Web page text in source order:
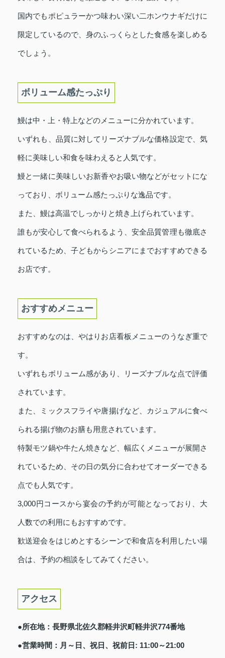
国内でもポピュラーかつ味わい深い二ホンウナギだけに
限定しているので、身のふっくらとした食感を楽しめる
でしょう。
ボリューム感たっぷり
鰻は中・上・特上などのメニューに分かれています。
いずれも、品質に対してリーズナブルな価格設定で、気
軽に美味しい和食を味わえると人気です。
鰻と一緒に美味しいお新香やお吸い物などがセットにな
っており、ボリューム感たっぷりな逸品です。
また、鰻は高温でしっかりと焼き上げられています。
誰もが安心して食べられるよう、安全品質管理も徹底さ
れているため、子どもからシニアにまでおすすめできる
お店です。
おすすめメニュー
おすすめなのは、やはりお店看板メニューのうなぎ重で
す。
いずれもボリューム感があり、リーズナブルな点で評価
されています。
また、ミックスフライや唐揚げなど、カジュアルに食べ
られる揚げ物のお膳も用意されています。
特製モツ鍋や牛たん焼きなど、幅広くメニューが展開さ
れているため、その日の気分に合わせてオーダーできる
点でも人気です。
3,000円コースから宴会の予約が可能となっており、大
人数での利用にもおすすめです。
歓送迎会をはじめとするシーンで和食店を利用したい場
合は、予約の相談をしてみてください。
アクセス
●所在地：長野県北佐久郡軽井沢町軽井沢774番地
●営業時間：月～日、祝日、祝前日: 11:00～21:00